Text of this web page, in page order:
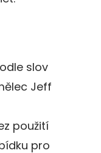
slov
Jeff
použití
pro